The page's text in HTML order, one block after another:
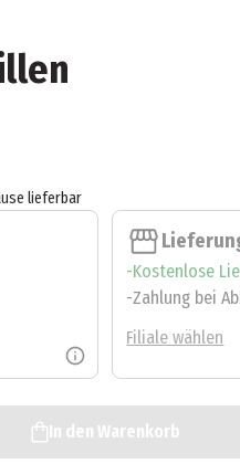
lieferbar
Kostenlose
Zahlung bei
Filiale wählen
In den Warenkorb